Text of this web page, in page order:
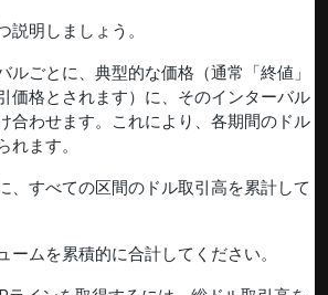
説明しましょう。
ルごとに、典型的な価格（通常「終値」
価格とされます）に、そのインターバル
合わせます。これにより、各期間のドル
れます。
、すべての区間のドル取引高を累計して
ームを累積的に合計してください。